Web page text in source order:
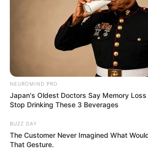
NEUROMIND PRO
Japan's Oldest Doctors Say Memory
Stop Drinking These 3 Beverages
BUZZ DAY
The Customer Never Imagined What
That Gesture.